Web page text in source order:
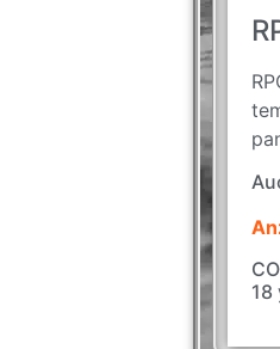
18